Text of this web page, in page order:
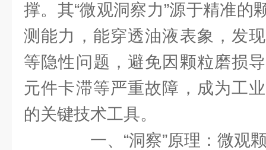
撑。其“微观洞察力”源于精准的
测能力，能穿透油液表象，发
等隐性问题，避免因颗粒磨损
元件卡滞等严重故障，成为工
的关键技术工具。
一、“洞察”原理：微观